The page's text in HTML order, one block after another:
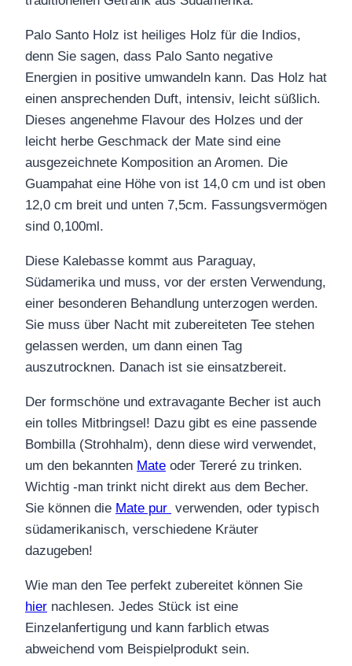
Palo Santo Holz ist heiliges Holz für die Indios,
denn Sie sagen, dass Palo Santo negative
Energien in positive umwandeln kann. Das Holz hat
einen ansprechenden Duft, intensiv, leicht süßlich.
Dieses angenehme Flavour des Holzes und der
leicht herbe Geschmack der Mate sind eine
ausgezeichnete Komposition an Aromen. Die
Guampahat eine Höhe von ist 14,0 cm und ist oben
12,0 cm breit und unten 7,5cm. Fassungsvermögen
sind 0,100ml.
Diese Kalebasse kommt aus Paraguay,
Südamerika und muss, vor der ersten Verwendung,
einer besonderen Behandlung unterzogen werden.
Sie muss über Nacht mit zubereiteten Tee stehen
gelassen werden, um dann einen Tag
auszutrocknen. Danach ist sie einsatzbereit.
Der formschöne und extravagante Becher ist auch
ein tolles Mitbringsel! Dazu gibt es eine passende
Bombilla (Strohhalm), denn diese wird verwendet,
um den bekannten Mate oder Tereré zu trinken.
Wichtig -man trinkt nicht direkt aus dem Becher.
Sie können die Mate pur verwenden, oder typisch
südamerikanisch, verschiedene Kräuter
dazugeben!
Wie man den Tee perfekt zubereitet können Sie
hier nachlesen. Jedes Stück ist eine
Einzelanfertigung und kann farblich etwas
abweichend vom Beispielprodukt sein.